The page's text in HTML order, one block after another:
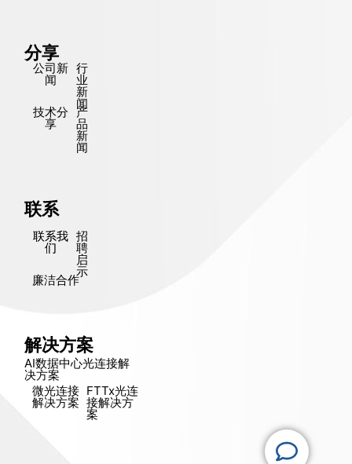
分享
公司新
闻
行
业
新
闻
技术分
享
产
品
新
闻
联系
联系我
们
招
聘
启
示
廉洁合作
解决方案
AI数据中心光连接解
决方​​案
微光连接
解决方​​案
FTTx光连
接解决方​​
案